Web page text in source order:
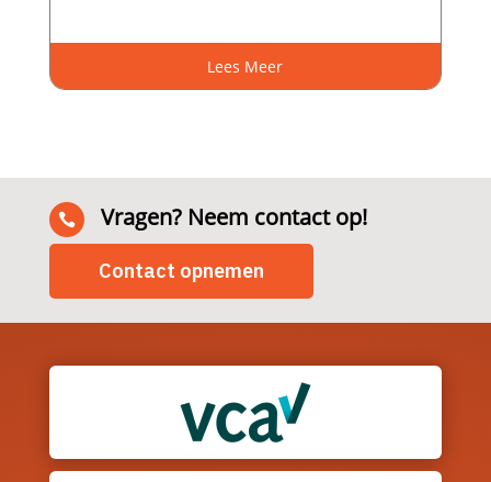
Lees Meer
 Vragen? Neem contact op!
Contact opnemen